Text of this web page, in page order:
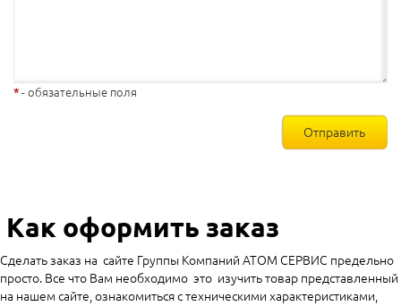
- обязательные поля
Отправить
Как оформить заказ
Сделать заказ на сайте Группы Компаний АТОМ СЕРВИС предельно
просто. Все что Вам необходимо это изучить товар представленный
на нашем сайте, ознакомиться с техническими характеристиками,